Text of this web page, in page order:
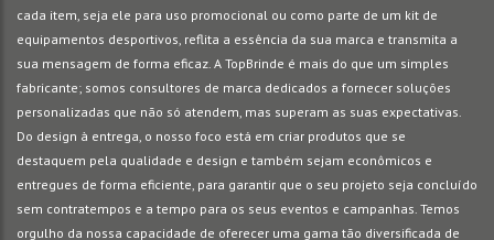
cada item, seja ele para uso promocional ou como parte de um kit de
equipamentos desportivos, reflita a essência da sua marca e transmita a
sua mensagem de forma eficaz. A TopBrinde é mais do que um simples
fabricante; somos consultores de marca dedicados a fornecer soluções
personalizadas que não só atendem, mas superam as suas expectativas.
Do design à entrega, o nosso foco está em criar produtos que se
destaquem pela qualidade e design e também sejam econômicos e
entregues de forma eficiente, para garantir que o seu projeto seja concluído
sem contratempos e a tempo para os seus eventos e campanhas. Temos
orgulho da nossa capacidade de oferecer uma gama tão diversificada de